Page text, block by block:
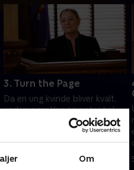
Om
3. Turn the Page
Da en ung kvinde bliver kvalt,
undersøger Yee en potentiel